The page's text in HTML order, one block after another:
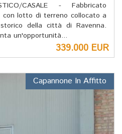
CASALE - Fabbricato
con lotto di terreno collocato a
della città di Ravenna.
un'opportunità...
339.000 EUR
Capannone In Affitto